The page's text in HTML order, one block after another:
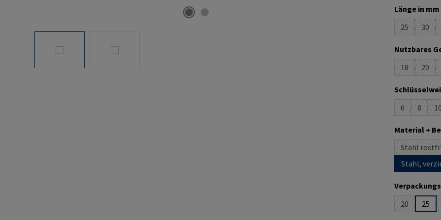
Länge in mm
25
(Diese
30
Nutzbares
18
(Diese
20
6
(Diese
8
(Diese
10
Material +
Stahl
Stahl,
20
(Diese
25